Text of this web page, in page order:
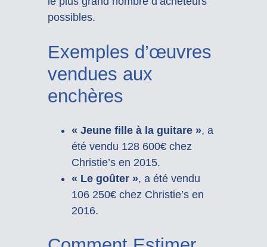
possibles.
Exemples d’œuvres
vendues aux
enchères
« Jeune fille à la guitare », a
été vendu 128 600€ chez
Christie’s en 2015.
« Le goûter », a été vendu
106 250€ chez Christie’s en
2016.